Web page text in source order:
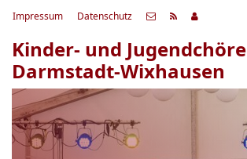
Impressum Datenschutz
Kinder- und Jugendchöre
Darmstadt-Wixhausen